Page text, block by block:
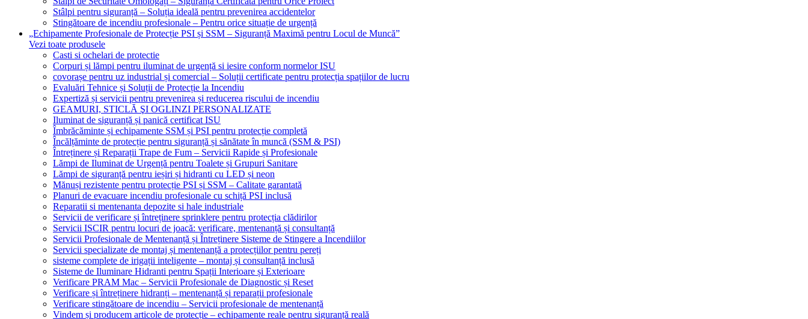
Stâlpi pentru siguranță – Soluția ideală pentru prevenirea accidentelor
Stingătoare de incendiu profesionale – Pentru orice situație de urgență
„Echipamente Profesionale de Protecție PSI și SSM – Siguranță Maximă pentru Locul de Muncă”
Vezi toate produsele
Casti si ochelari de protectie
Corpuri și lămpi pentru iluminat de urgență si iesire conform normelor ISU
covorașe pentru uz industrial și comercial – Soluții certificate pentru protecția spațiilor de lucru
Evaluări Tehnice și Soluții de Protecție la Incendiu
Expertiză și servicii pentru prevenirea și reducerea riscului de incendiu
GEAMURI, STICLĂ ŞI OGLINZI PERSONALIZATE
Iluminat de siguranță și panică certificat ISU
Îmbrăcăminte și echipamente SSM și PSI pentru protecție completă
Încălțăminte de protecție pentru siguranță și sănătate în muncă (SSM & PSI)
Întreținere și Reparații Trape de Fum – Servicii Rapide și Profesionale
Lămpi de Iluminat de Urgență pentru Toalete și Grupuri Sanitare
Lămpi de siguranță pentru ieșiri și hidranti cu LED și neon
Mănuși rezistente pentru protecție PSI și SSM – Calitate garantată
Planuri de evacuare incendiu profesionale cu schiță PSI inclusă
Reparatii si mentenanta depozite si hale industriale
Servicii de verificare și întreținere sprinklere pentru protecția clădirilor
Servicii ISCIR pentru locuri de joacă: verificare, mentenanță și consultanță
Servicii Profesionale de Mentenanță și Întreținere Sisteme de Stingere a Incendiilor
Servicii specializate de montaj și mentenanță a protecțiilor pentru pereți
sisteme complete de irigații inteligente – montaj și consultanță inclusă
Sisteme de Iluminare Hidranti pentru Spații Interioare și Exterioare
Verificare PRAM Mac – Servicii Profesionale de Diagnostic și Reset
Verificare și întreținere hidranți – mentenanță și reparații profesionale
Verificare stingătoare de incendiu – Servicii profesionale de mentenanță
Vindem și producem articole de protecție – echipamente reale pentru siguranță reală